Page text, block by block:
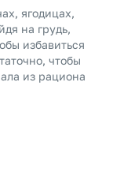
ягодицах,
на грудь,
избавиться
чтобы
из рациона